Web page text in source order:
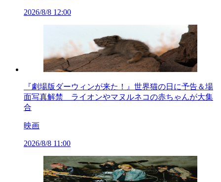
2026/8/8 12:00
『劇場版ダーウィンが来た！』世界猫の日に予告＆場
面写真解禁 ライオンやマヌルネコの赤ちゃんが大集
合
映画
2026/8/8 11:00